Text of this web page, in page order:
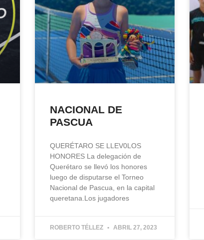
NACIONAL DE
PASCUA
QUERÉTARO SE LLEV0LOS
HONORES La delegación de
Querétaro se llevó los honores
luego de disputarse el Torneo
Nacional de Pascua, en la capital
queretana.Los jugadores
ROBERTO TÉLLEZ ABRIL 27, 2023